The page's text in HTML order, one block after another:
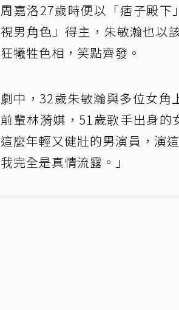
周嘉洛27歲時便以「痞子殿
視男角色」得主，朱敏瀚也以
狂犧牲色相，笑點齊發。
劇中，32歲朱敏瀚與多位女角
前輩林漪娸，51歲歌手出身
這麼年輕又健壯的男演員，演
我完全是真情流露。」